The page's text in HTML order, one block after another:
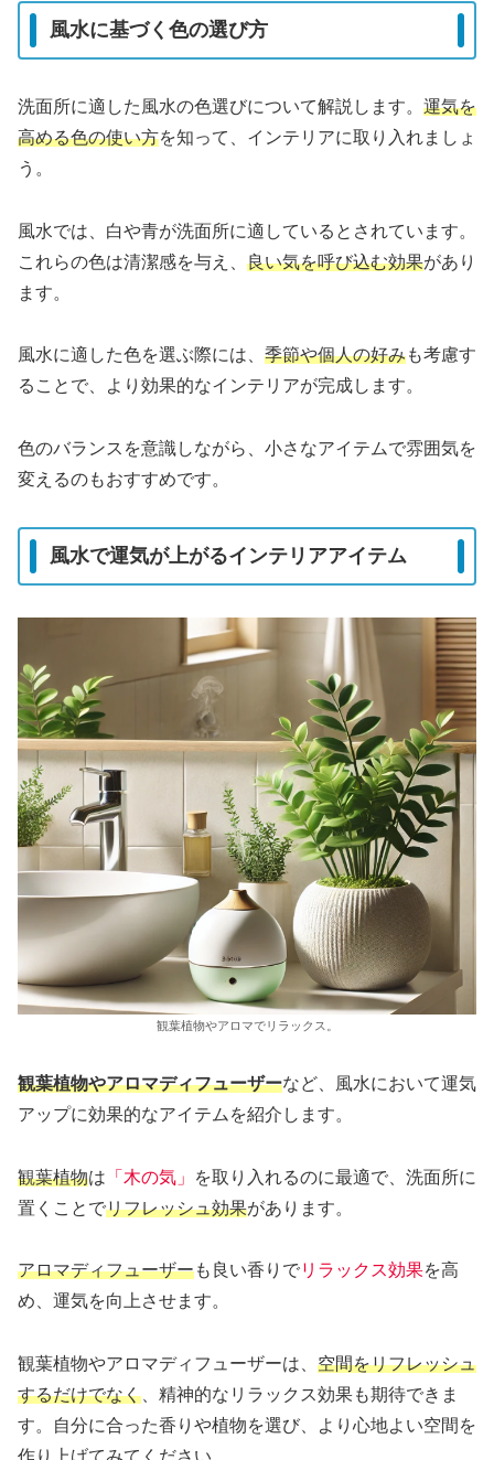
風水に基づく色の選び方
洗面所に適した風水の色選びについて解説します。 運気を
高める色の使い方を知って、インテリアに取り入れましょ
う。
風水では、白や青が洗面所に適しているとされています。
これらの色は清潔感を与え、 良い気を呼び込む効果があり
ます。
風水に適した色を選ぶ際には、 季節や個人の好みも考慮す
ることで、より効果的なインテリアが完成します。
色のバランスを意識しながら、小さなアイテムで雰囲気を
変えるのもおすすめです。
風水で運気が上がるインテリアアイテム
観葉植物やアロマでリラックス。
観葉植物やアロマディフューザーなど、風水において運気
アップに効果的なアイテムを紹介します。
観葉植物は 「木の気」
を取り入れるのに最適で、洗面所に
置くことでリフレッシュ効果があります。
アロマディフューザーも良い香りでリラックス効果を高
め、運気を向上させます。
観葉植物やアロマディフューザーは、 空間をリフレッシュ
するだけでなく 、精神的なリラックス効果も期待できま
す。自分に合った香りや植物を選び、より心地よい空間を